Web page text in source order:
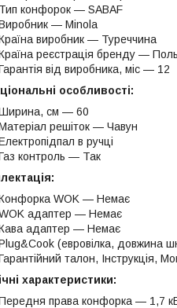
Тип конфорок — SABAF
— Minola
виробник — Туреччина
реєстрація бренду —
від виробника, міс — 12
особливості:
см — 60
решіток — Чавун
в ручці
контроль — Так
WOK — Немає
адаптер — Немає
адаптер — Немає
(евровілка, довжина
талон, Інструкція,
характеристики:
права конфорка — 1,7